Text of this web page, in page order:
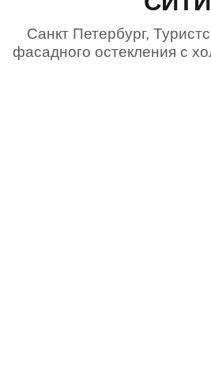
Санкт Петербург,
фасадного остекления с